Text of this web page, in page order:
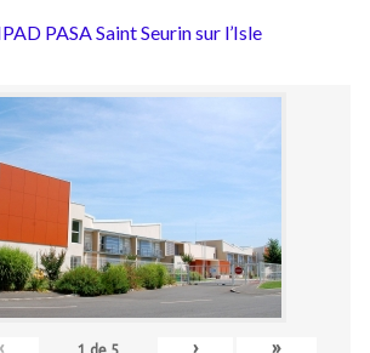
PASA Saint Seurin sur l’Isle
‹ 1 de 5 › »